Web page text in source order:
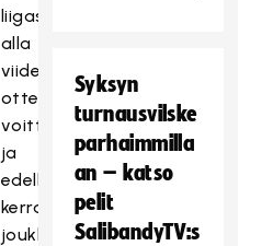
liigasta
alla
viiden
ottelun
voittoputki,
ja
edellisen
kerran
joukkue
Syksyn
turnausvilske
parhaimmilla
an – katso
pelit
SalibandyTV:s